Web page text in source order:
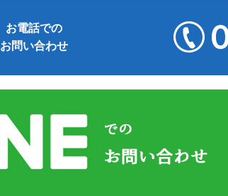
お電話での
お問い合わせ